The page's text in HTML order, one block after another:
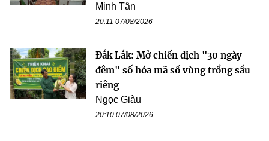
Minh Tân
20:11 07/08/2026
Đắk Lắk: Mở chiến dịch "30 ngày
đêm" số hóa mã số vùng trồng sầu
riêng
Ngọc Giàu
20:10 07/08/2026